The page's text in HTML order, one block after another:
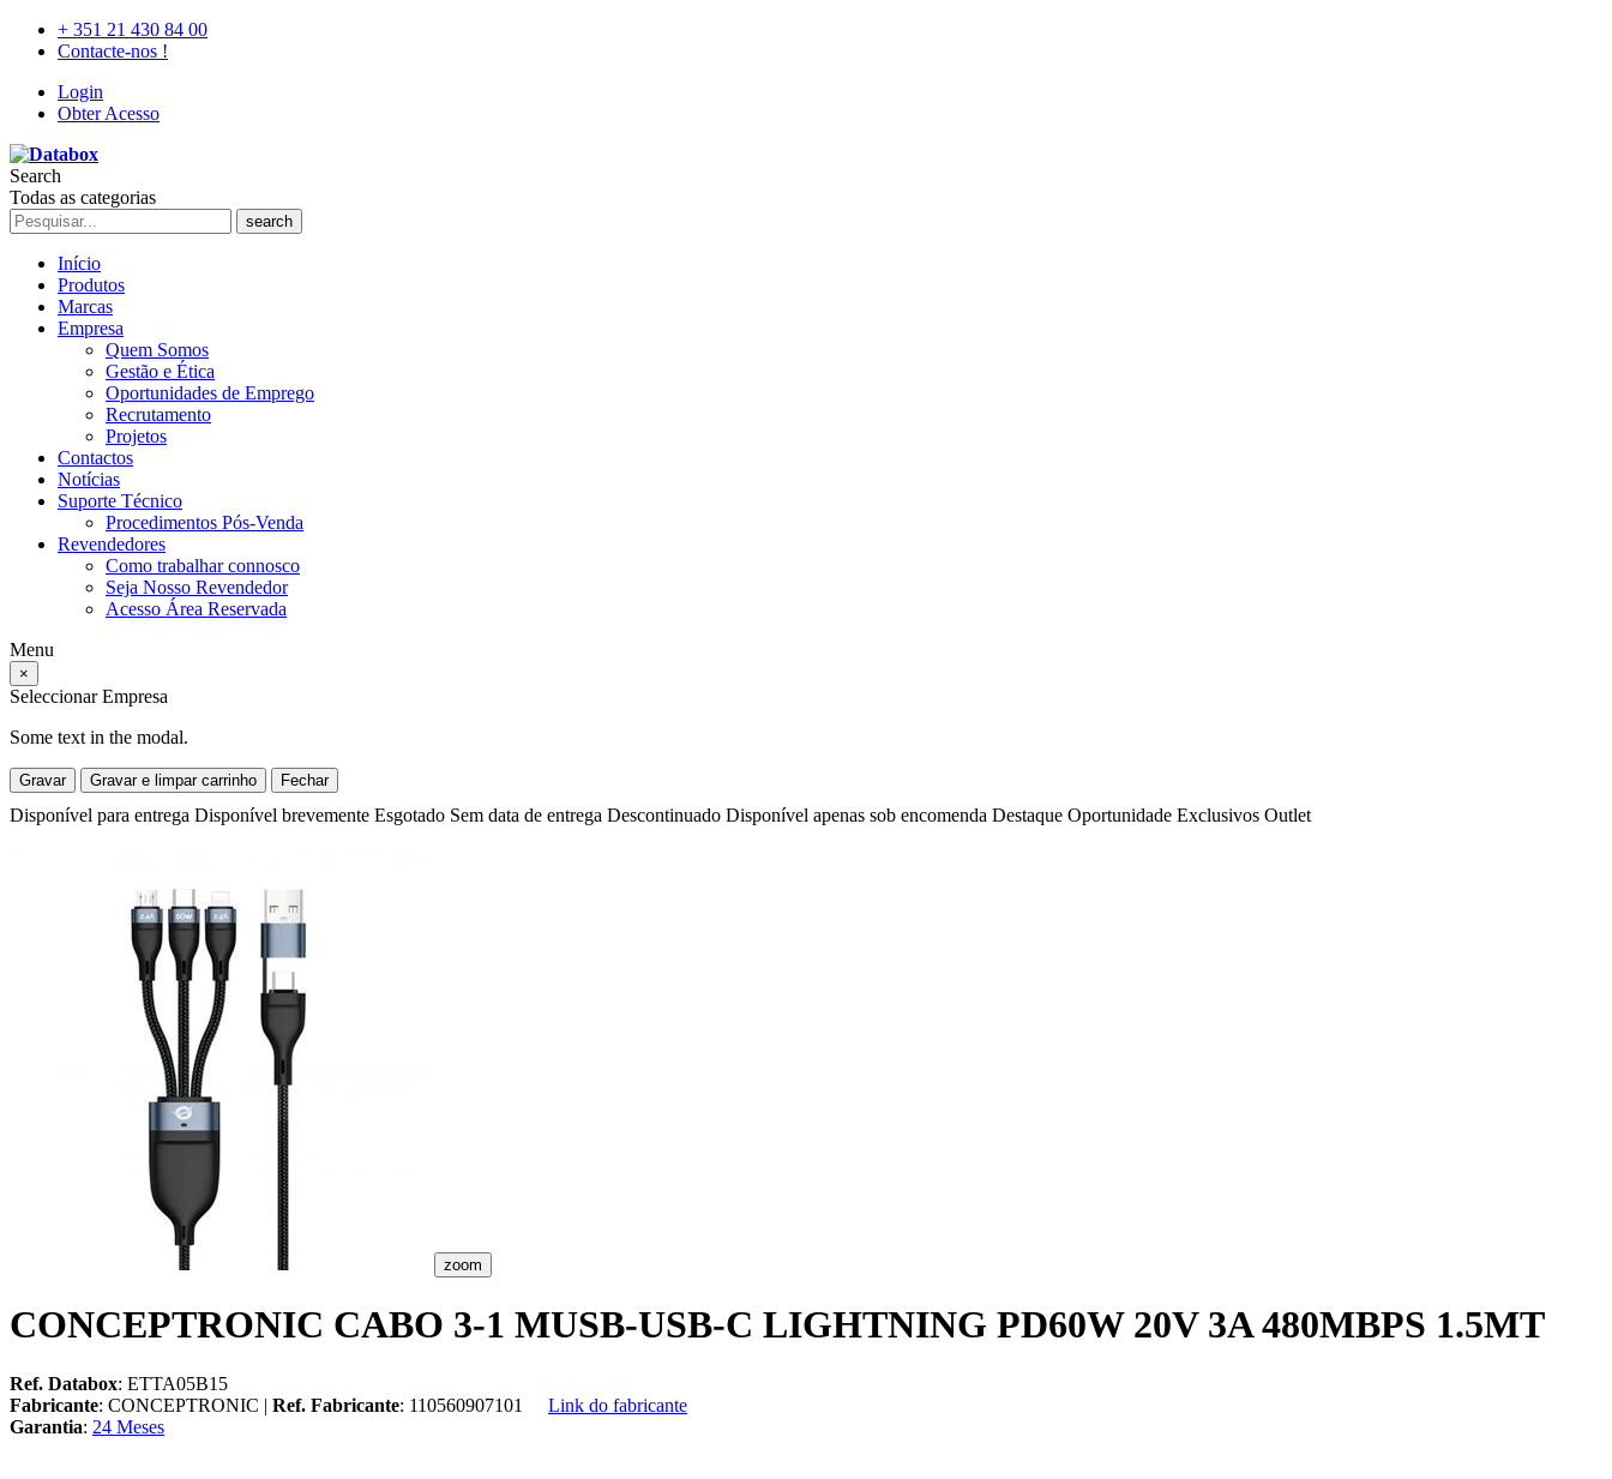
+ 351 21 430 84 00
Contacte-nos !
Login
Obter Acesso
Search
Todas as categorias
search
Início
Produtos
Marcas
Empresa
Quem Somos
Gestão e Ética
Oportunidades de Emprego
Recrutamento
Projetos
Contactos
Notícias
Suporte Técnico
Procedimentos Pós-Venda
Revendedores
Como trabalhar connosco
Seja Nosso Revendedor
Acesso Área Reservada
Menu
×
Seleccionar Empresa
Some text in the modal.
Gravar Gravar e limpar carrinho Fechar
Disponível para entrega Disponível brevemente Esgotado Sem data de entrega Descontinuado Disponível apenas sob encomenda Destaque Oportunidade Exclusivos Outlet
zoom
CONCEPTRONIC CABO 3-1 MUSB-USB-C LIGHTNING PD60W 20V 3A 480MBPS 1.5MT
Ref. Databox: ETTA05B15
Fabricante: CONCEPTRONIC | Ref. Fabricante: 110560907101
Link do fabricante
Garantia: 24 Meses